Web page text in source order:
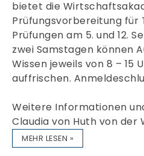
bietet die
Prüfungsvorbereitung für
Prüfungen am 5. und 12.
zwei Samstagen können
Wissen jeweils von 8 – 15
auffrischen.
Weitere Informationen
Claudia von Huth von
MEHR LESEN »